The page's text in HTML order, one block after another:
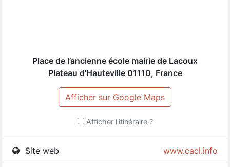
Place de l’ancienne école mairie de Lacoux
Plateau d'Hauteville 01110, France
Afficher sur Google Maps
Afficher l'itinéraire ?
www.cacl.info
Site web